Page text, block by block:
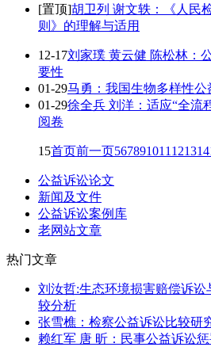
[置顶]胡卫列 谢文轶：《人民
则》的理解与适用
12-17刘家璞 黄云健 陈松林：
要性
01-29马勇：我国生物多样性
01-29徐全兵 刘洋：适应“全流
阅卷
15首页前一页567891011 121314
公益诉讼论文
新闻及文件
公益诉讼案例库
老网站文章
热门文章
刘汝哲:生态环境损害赔偿诉
较分析
张雪樵：检察公益诉讼比较研
赖红军 唐 昕：民事公益诉讼